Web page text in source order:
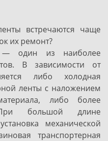
встречаются чаще
их ремонт?
один из наиболее
В зависимости от
либо холодная
ленты с наложением
либо более
большой длине
механической
транспортерная